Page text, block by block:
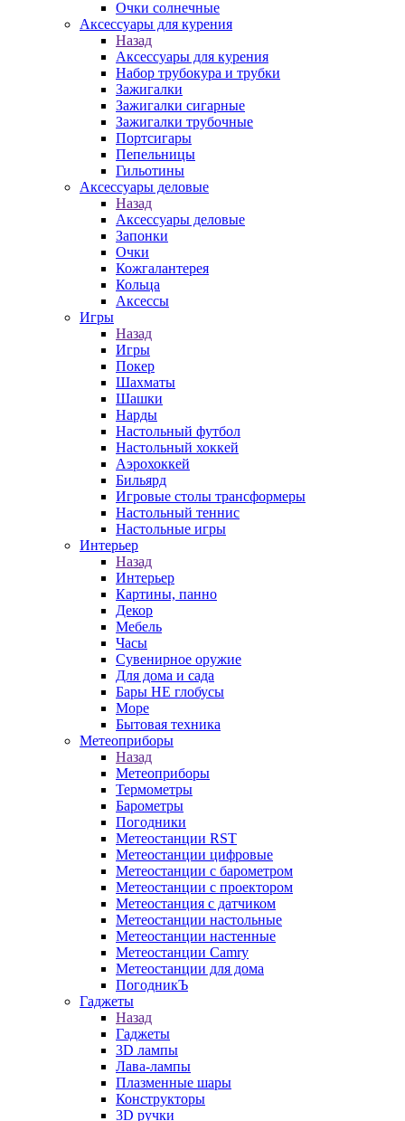
Очки солнечные
Аксессуары для курения
Назад
Аксессуары для курения
Набор трубокура и трубки
Зажигалки
Зажигалки сигарные
Зажигалки трубочные
Портсигары
Пепельницы
Гильотины
Аксессуары деловые
Назад
Аксессуары деловые
Запонки
Очки
Кожгалантерея
Кольца
Аксессы
Игры
Назад
Игры
Покер
Шахматы
Шашки
Нарды
Настольный футбол
Настольный хоккей
Аэрохоккей
Бильярд
Игровые столы трансформеры
Настольный теннис
Настольные игры
Интерьер
Назад
Интерьер
Картины, панно
Декор
Мебель
Часы
Сувенирное оружие
Для дома и сада
Бары НЕ глобусы
Море
Бытовая техника
Метеоприборы
Назад
Метеоприборы
Термометры
Барометры
Погодники
Метеостанции RST
Метеостанции цифровые
Метеостанции с барометром
Метеостанции с проектором
Метеостанция с датчиком
Метеостанции настольные
Метеостанции настенные
Метеостанции Camry
Метеостанции для дома
ПогодникЪ
Гаджеты
Назад
Гаджеты
3D лампы
Лава-лампы
Плазменные шары
Конструкторы
3D ручки